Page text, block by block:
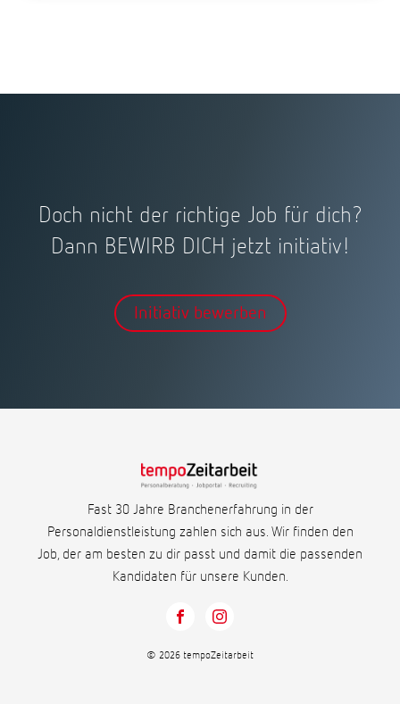
Doch nicht der richtige Job für dich?
Dann BEWIRB DICH jetzt initiativ!
Initiativ bewerben
Fast 30 Jahre Branchenerfahrung in der
Personaldienstleistung zahlen sich aus. Wir finden den
Job, der am besten zu dir passt und damit die passenden
Kandidaten für unsere Kunden.
© 2026 tempoZeitarbeit